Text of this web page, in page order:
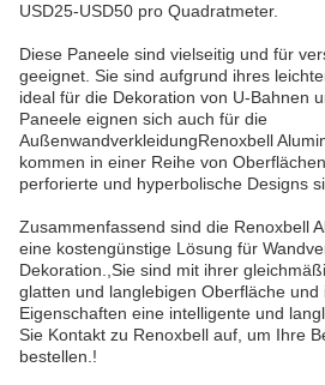
USD25-USD50 pro Quadratmeter.
Diese Paneele sind vielseitig und für
geeignet. Sie sind aufgrund ihres
ideal für die Dekoration von U-Bahnen
Paneele eignen sich auch für die
AußenwandverkleidungRenoxbell
kommen in einer Reihe von
perforierte und hyperbolische Designs
Zusammenfassend sind die Renoxbell
eine kostengünstige Lösung für
Dekoration.,Sie sind mit ihrer
glatten und langlebigen Oberfläche
Eigenschaften eine intelligente und
Sie Kontakt zu Renoxbell auf, um Ihre
bestellen.!